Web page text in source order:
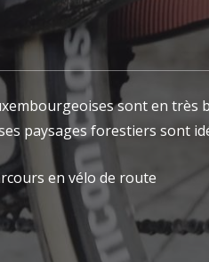
sont en très
paysages forestiers sont
en vélo de route